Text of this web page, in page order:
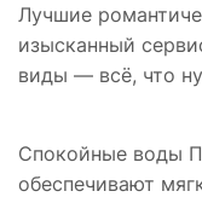
Лучшие
изысканный
виды — всё, что
Спокойные воды
обеспечивают